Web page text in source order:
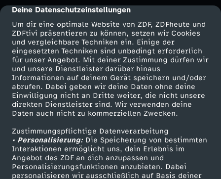
cmp-dialog-description
Deine Datenschutzeinstellungen
Um dir eine optimale Website von ZDF, ZDFheute und
ZDFtivi präsentieren zu können, setzen wir Cookies
und vergleichbare Techniken ein. Einige der
eingesetzten Techniken sind unbedingt erforderlich
für unser Angebot. Mit deiner Zustimmung dürfen wir
und unsere Dienstleister darüber hinaus
Informationen auf deinem Gerät speichern und/oder
abrufen. Dabei geben wir deine Daten ohne deine
Einwilligung nicht an Dritte weiter, die nicht unsere
direkten Dienstleister sind. Wir verwenden deine
Daten auch nicht zu kommerziellen Zwecken.
Zustimmungspflichtige Datenverarbeitung
• Personalisierung:Die Speicherung von bestimmten
Interaktionen ermöglicht uns, dein Erlebnis im
Angebot des ZDF an dich anzupassen und
Personalisierungsfunktionen anzubieten. Dabei
personalisieren wir ausschließlich auf Basis deiner
c
h
-
M
i
d
d
Mehr ZDF
ZDF-Apps
Smart TV
ZDFtext
Livestreams
Sendungen A-Z
TV-Programm
Service
ZDFmitreden
Kontakt zum ZDF
Tickets
Zuschauerservice
Hilfe